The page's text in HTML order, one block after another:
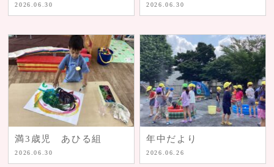
2026.06.30 2026.06.30
満3歳児 あひる組
2026.06.30
年中だより
2026.06.26